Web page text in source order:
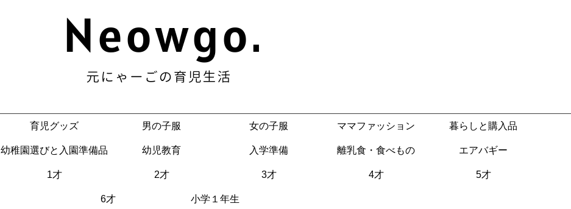
育児グッズ 男の子服 女の子服 ママファッション 暮らしと購入品
幼稚園選びと入園準備品 幼児教育 入学準備 離乳食・食べもの エアバギー
1才 2才 3才 4才 5才
6才 小学１年生